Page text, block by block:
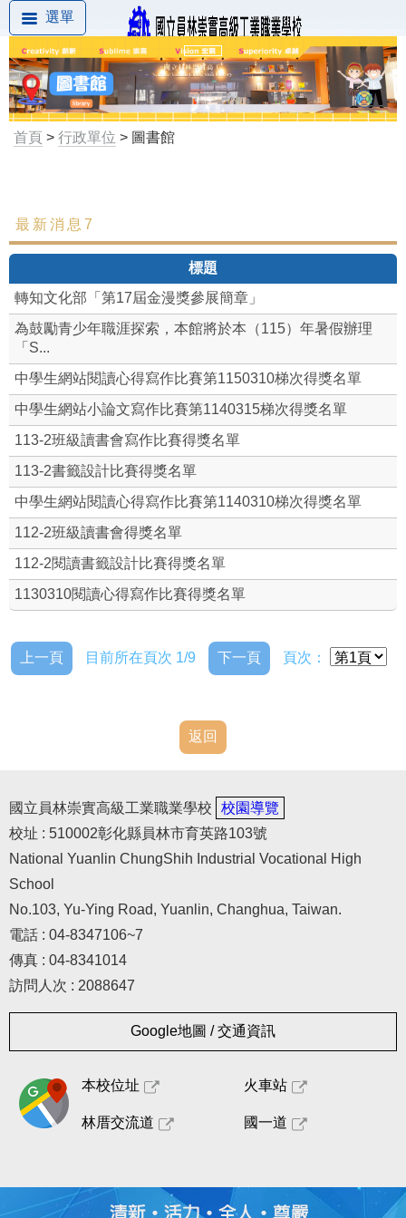
選單
首頁 > 行政單位 > 圖書館
最新消息
圖書館簡介
開放時間
圖書館章則
國立員林崇實高級工業職業學校圖書館借書規則
本館平面圖
館藏查詢
圖書館電子書
圖書館館訊
班級讀書會
相關連結
國資圖數位資源入口網
圖書館委員會議暨介購小組委員會
最新消息7
標題
轉知文化部「第17屆金漫獎參展簡章」
為鼓勵青少年職涯探索，本館將於本（115）年暑假辦理
「S...
中學生網站閱讀心得寫作比賽第1150310梯次得獎名單
中學生網站小論文寫作比賽第1140315梯次得獎名單
113-2班級讀書會寫作比賽得獎名單
113-2書籤設計比賽得獎名單
中學生網站閱讀心得寫作比賽第1140310梯次得獎名單
112-2班級讀書會得獎名單
112-2閱讀書籤設計比賽得獎名單
1130310閱讀心得寫作比賽得獎名單
上一頁 目前所在頁次 1/9 下一頁 頁次：
返回
國立員林崇實高級工業職業學校
校園導覽
校址 : 510002彰化縣員林市育英路103號
National Yuanlin ChungShih Industrial Vocational High
School
No.103, Yu-Ying Road, Yuanlin, Changhua, Taiwan.
電話 : 04-8347106~7
傳真 : 04-8341014
訪問人次 : 2088647
Google地圖 / 交通資訊
本校位址 火車站
林厝交流道 國一道